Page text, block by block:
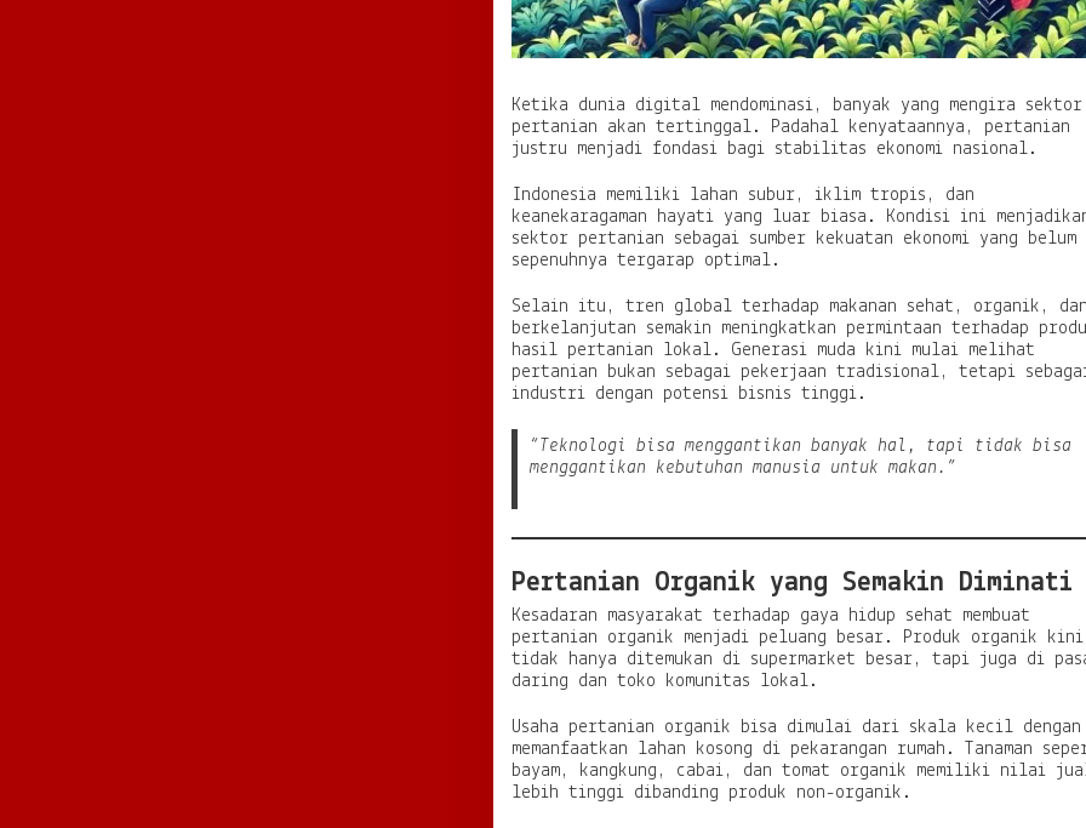
s
i
M
d
e
y
a
n
g
M
n
g
n
Ketika dunia digital mendominasi, banyak yang mengira sektor
pertanian akan tertinggal. Padahal kenyataannya, pertanian
justru menjadi fondasi bagi stabilitas ekonomi nasional.
Indonesia memiliki lahan subur, iklim tropis, dan
keanekaragaman hayati yang luar biasa. Kondisi ini
sektor pertanian sebagai sumber kekuatan ekonomi yang belum
sepenuhnya tergarap optimal.
Selain itu, tren global terhadap makanan sehat, organik,
berkelanjutan semakin meningkatkan permintaan terhadap
hasil pertanian lokal. Generasi muda kini mulai melihat
pertanian bukan sebagai pekerjaan tradisional, tetapi
industri dengan potensi bisnis tinggi.
“Teknologi bisa menggantikan banyak hal, tapi tidak bisa
menggantikan kebutuhan manusia untuk makan.”
Pertanian Organik yang Semakin Diminati
Kesadaran masyarakat terhadap gaya hidup sehat membuat
pertanian organik menjadi peluang besar. Produk organik kini
tidak hanya ditemukan di supermarket besar, tapi juga di
daring dan toko komunitas lokal.
Usaha pertanian organik bisa dimulai dari skala kecil dengan
memanfaatkan lahan kosong di pekarangan rumah. Tanaman
bayam, kangkung, cabai, dan tomat organik memiliki nilai
lebih tinggi dibanding produk non-organik.